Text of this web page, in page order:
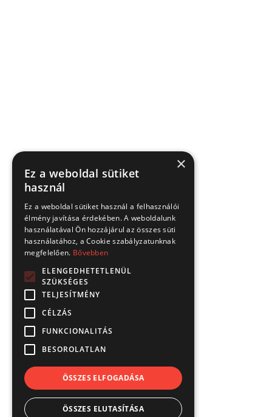
×
Ez a weboldal sütiket
használ
Ez a weboldal sütiket használ a felhasználói
élmény javítása érdekében. A weboldalunk
használatával Ön hozzájárul az összes süti
használatához, a Cookie szabályzatunknak
megfelelően. Bővebben
ELENGEDHETETLENÜL
SZÜKSÉGES
TELJESÍTMÉNY
CÉLZÁS
FUNKCIONALITÁS
BESOROLATLAN
ÖSSZES ELFOGADÁSA
ÖSSZES ELUTASÍTÁSA